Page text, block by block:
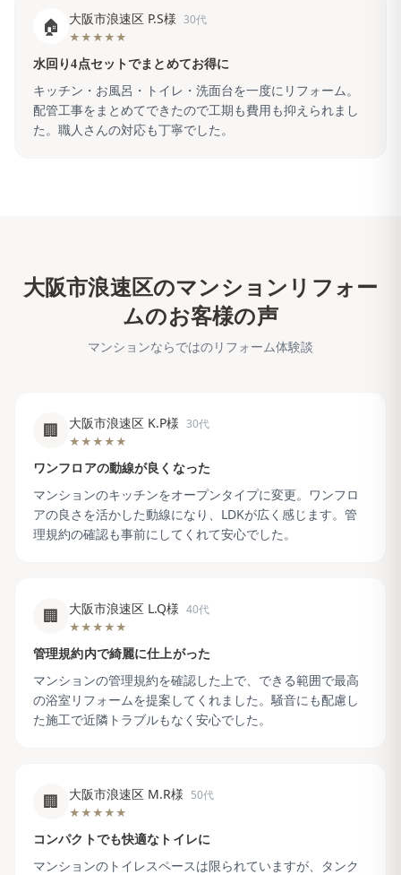
🏠 大阪市浪速区 P.S様 30代
★★★★★
水回り4点セットでまとめてお得に
キッチン・お風呂・トイレ・洗面台を一度にリフォーム。
配管工事をまとめてできたので工期も費用も抑えられまし
た。職人さんの対応も丁寧でした。
大阪市浪速区のマンションリフォー
ムのお客様の声
マンションならではのリフォーム体験談
🏢 大阪市浪速区 K.P様 30代
★★★★★
ワンフロアの動線が良くなった
マンションのキッチンをオープンタイプに変更。ワンフロ
アの良さを活かした動線になり、LDKが広く感じます。管
理規約の確認も事前にしてくれて安心でした。
🏢 大阪市浪速区 L.Q様 40代
★★★★★
管理規約内で綺麗に仕上がった
マンションの管理規約を確認した上で、できる範囲で最高
の浴室リフォームを提案してくれました。騒音にも配慮し
た施工で近隣トラブルもなく安心でした。
🏢 大阪市浪速区 M.R様 50代
★★★★★
コンパクトでも快適なトイレに
マンションのトイレスペースは限られていますが、タンク